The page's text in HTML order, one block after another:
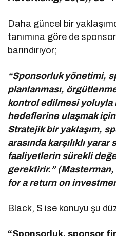
Daha güncel bir
tanımına göre de
barındırıyor;
“Sponsorluk yönetimi,
planlanması,
kontrol edilmesi yoluyla
hedeflerine ulaşmak için
Stratejik bir yaklaşım,
arasında karşılıklı
faaliyetlerin sürekli
gerektirir.”
for a return on
Black, S ise konuyu şu
“Sponsorluk, sponsor